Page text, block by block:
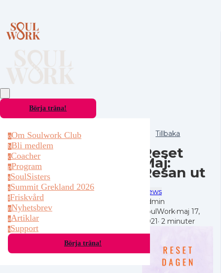
Börja träna!
oOm Soulwork Club
bBli medlem
cCoacher
pProgram
sSoulSisters
sSummit Grekland 2026
fFriskvård
nNyhetsbrev
aArtiklar
sSupport
Börja träna!
Tillbaka
Reset
Maj:
Resan ut
News
Admin
SoulWork·maj 17,
2021· 2 minuter